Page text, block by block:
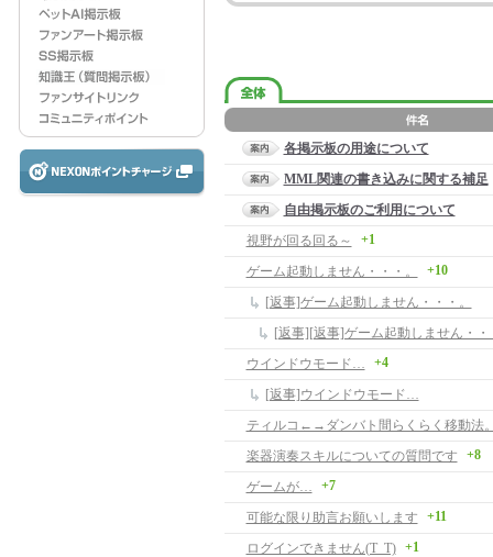
各掲示板の用途について
MML関連の書き込みに関する補足
自由掲示板のご利用について
視野が回る回る～
+1
ゲーム起動しません・・・。 +10
[返事]ゲーム起動しません・・・。
[返事][返事]ゲーム起動しません・・
ウインドウモード…
+4
[返事]ウインドウモード…
ティルコ←→ダンバト間らくらく移動法
楽器演奏スキルについての質問です
+8
ゲームが… +7
可能な限り助言お願いします +11
ログインできません(T_T) +1